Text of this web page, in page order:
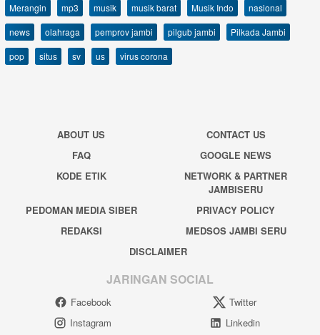
Merangin
mp3 musik musik barat Musik Indo
nasional
news
olahraga pemprov jambi pilgub jambi
Pilkada Jambi
pop
situs sv us virus corona
ABOUT US
CONTACT US
FAQ
GOOGLE NEWS
KODE ETIK
NETWORK & PARTNER
JAMBISERU
PEDOMAN MEDIA SIBER
PRIVACY POLICY
REDAKSI
MEDSOS JAMBI SERU
DISCLAIMER
JARINGAN SOCIAL
Facebook
Twitter
Instagram
Linkedin